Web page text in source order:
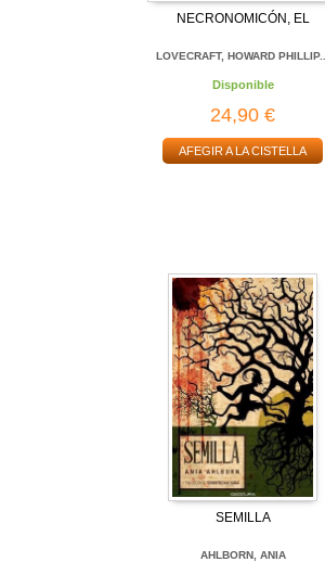
NECRONOMICÓN, EL
LOVECRAFT, HOWARD PHILLIP...
Disponible
24,90 €
AFEGIR A LA CISTELLA
SEMILLA
AHLBORN, ANIA